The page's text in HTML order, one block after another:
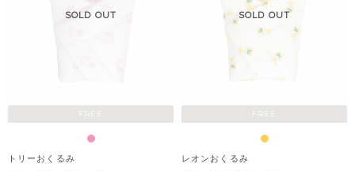
FREE
SOLD OUT
トリーおくるみ
FREE
SOLD OUT
レオンおくるみ